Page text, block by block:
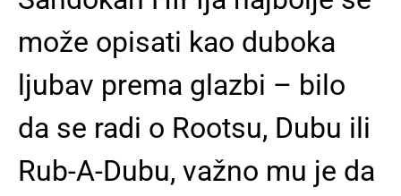
može opisati kao duboka
ljubav prema glazbi – bilo
da se radi o Rootsu, Dubu ili
Rub-A-Dubu, važno mu je da